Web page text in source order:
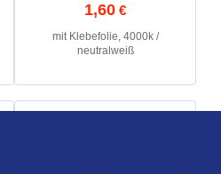
1,60
mit Klebefolie, 4000k /
neutralweiß